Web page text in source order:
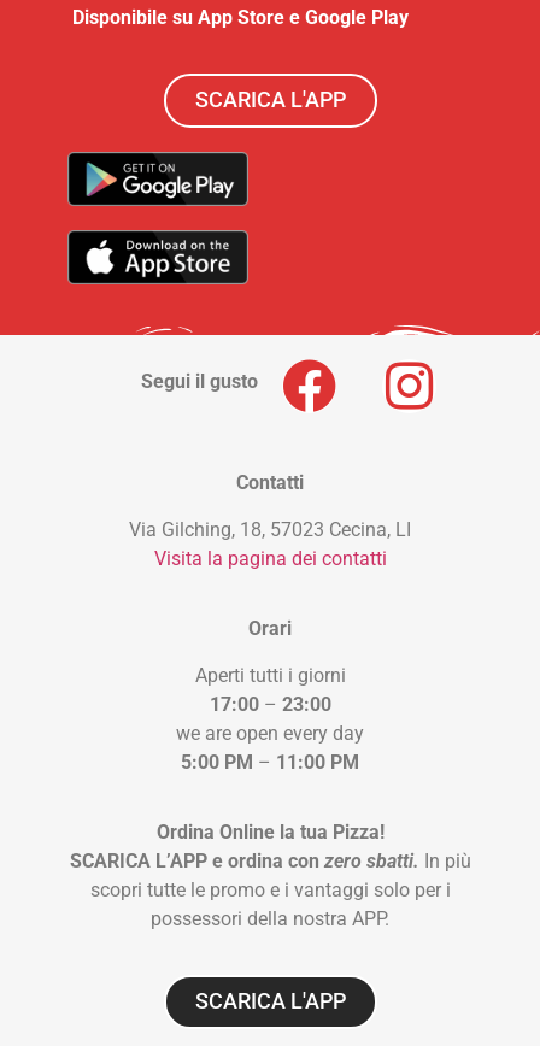
Disponibile su App Store e Google Play
SCARICA L'APP
Segui il gusto
Contatti
Via Gilching, 18, 57023 Cecina, LI
Visita la pagina dei contatti
Orari
Aperti tutti i giorni
17:00– 23:00
we are open every day
5:00 PM – 11:00 PM
Ordina Online la tua Pizza!
SCARICA L’APP e ordina con zero sbatti. In più
scopri tutte le promo e i vantaggi solo per i
possessori della nostra APP.
SCARICA L'APP